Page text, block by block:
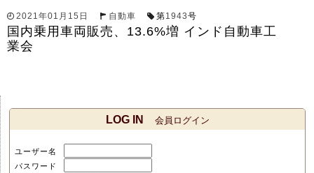
2021年01月15日 自動車 第1943号
国内乗用車両販売、13.6%増 インド自動車工
業会
LOG IN 会員ログイン
ユーザー名
パスワード